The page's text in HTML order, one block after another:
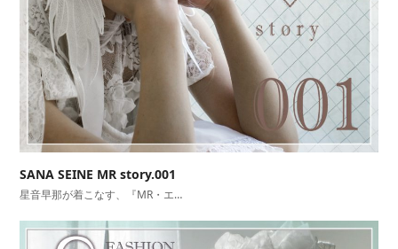
SANA SEINE MR story.001
星音早那が着こなす、『MR・エ…